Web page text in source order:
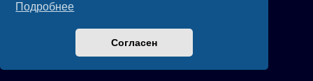
Подробнее
Согласен